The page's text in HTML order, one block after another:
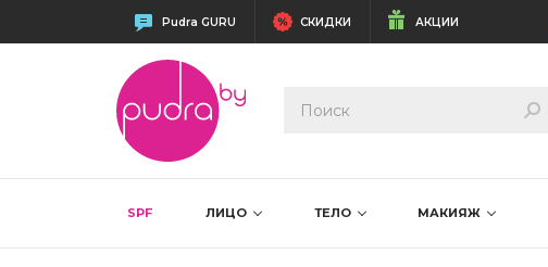
Pudra GURU СКИДКИ АКЦИИ
SPF ЛИЦО ТЕЛО МАКИЯЖ